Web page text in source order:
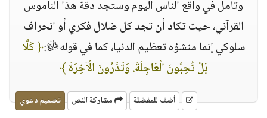
وتأمل في واقع الناس اليوم وستجد دقة هذا الناموس
القرآني، حيث تكاد أن تجد كل ضلال فكري أو انحراف
سلوكي إنما منشؤه تعظيم الدنيا، كما في قوله‏ﷻ:﴿ كَلَّا
بَلْ تُحِبُّونَ الْعَاجِلَةَ. وَتَذَرُونَ الْآخِرَةَ‏ ﴾
أضف للمفضلة مشاركة النص تصميم دعوي